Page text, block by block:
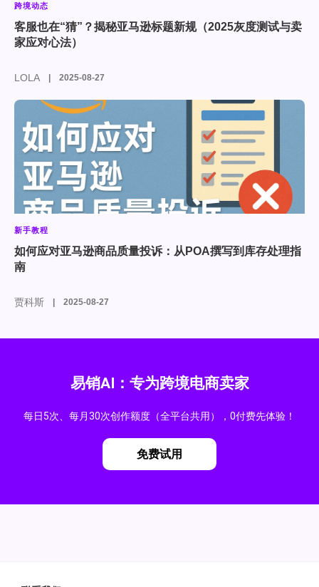
跨境动态
客服也在“猜”？揭秘亚马逊标题新规（2025灰度测试与卖
家应对心法）
LOLA 2025-08-27
新手教程
如何应对亚马逊商品质量投诉：从POA撰写到库存处理指
南
贾科斯 2025-08-27
易销AI：专为跨境电商卖家
每日5次、每月30次创作额度（全平台共用），0付费先体验！
免费试用